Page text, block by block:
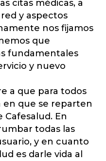
citas médicas, a
y aspectos
nos fijamos
que
fundamentales
y nuevo
a que para todos
en que se reparten
Cafesalud. En
todas las
y en cuanto
es darle vida al